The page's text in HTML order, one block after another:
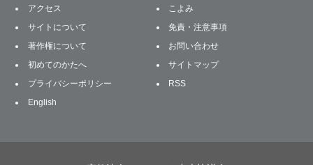
アクセス
こよみ
サイトについて
免責・注意事項
著作権について
お問い合わせ
初めてのかたへ
サイトマップ
プライバシーポリシー
RSS
English